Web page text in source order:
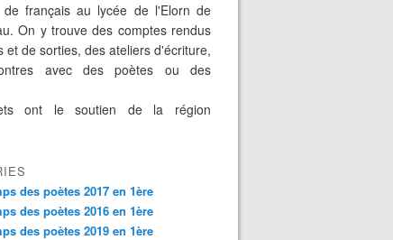
français au lycée de l'Elorn de
On y trouve des comptes rendus
et de sorties, des ateliers d'écriture,
avec des poètes ou des
ont le soutien de la région
des poètes 2017 en 1ère
des poètes 2016 en 1ère
des poètes 2019 en 1ère